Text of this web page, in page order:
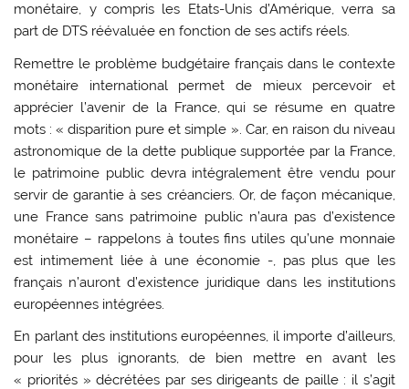
monétaire, y compris les Etats-Unis d’Amérique, verra sa
part de DTS réévaluée en fonction de ses actifs réels.
Remettre le problème budgétaire français dans le contexte
monétaire international permet de mieux percevoir et
apprécier l’avenir de la France, qui se résume en quatre
mots : « disparition pure et simple ». Car, en raison du niveau
astronomique de la dette publique supportée par la France,
le patrimoine public devra intégralement être vendu pour
servir de garantie à ses créanciers. Or, de façon mécanique,
une France sans patrimoine public n’aura pas d’existence
monétaire – rappelons à toutes fins utiles qu’une monnaie
est intimement liée à une économie -, pas plus que les
français n’auront d’existence juridique dans les institutions
européennes intégrées.
En parlant des institutions européennes, il importe d’ailleurs,
pour les plus ignorants, de bien mettre en avant les
« priorités » décrétées par ses dirigeants de paille : il s’agit